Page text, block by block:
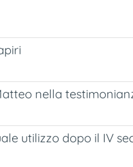
nella
utilizzo dopo il IV